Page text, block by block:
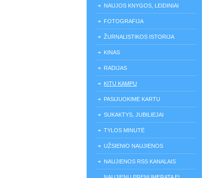
NAUJOS KNYGOS, LEIDINIAI
FOTOGRAFIJA
ŽURNALISTIKOS ISTORIJA
KINAS
RADIJAS
KITU KAMPU
PASIJUOKIME KARTU
SUKAKTYS, JUBILIEJAI
TYLOS MINUTĖ
UŽSIENIO NAUJIENOS
NAUJIENOS RSS KANALAIS